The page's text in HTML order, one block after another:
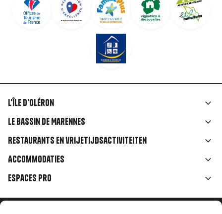
Liens
rubriques
L'île d'Oléron
Le Bassin de Marennes
Restaurants en vrijetijdsactiviteiten
Accommodaties
Espaces Pro